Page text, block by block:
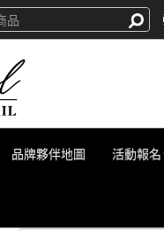
品牌夥伴地圖 活動報名